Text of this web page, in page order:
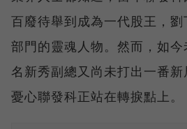
百廢待舉到成為一代股王，
部門的靈魂人物。然而，如
名新秀副總又尚未打出一番
憂心聯發科正站在轉捩點上。